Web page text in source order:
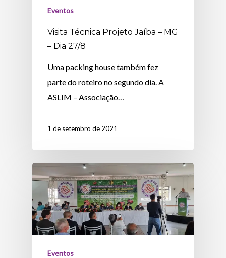
Eventos
Visita Técnica Projeto Jaíba – MG
– Dia 27/8
Uma packing house também fez
parte do roteiro no segundo dia. A
ASLIM – Associação…
1 de setembro de 2021
Eventos